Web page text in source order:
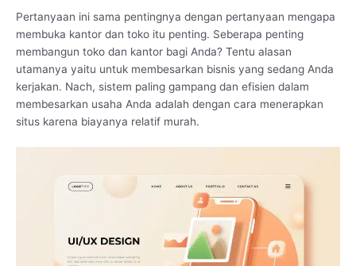
Pertanyaan ini sama pentingnya dengan pertanyaan mengapa
membuka kantor dan toko itu penting. Seberapa penting
membangun toko dan kantor bagi Anda? Tentu alasan
utamanya yaitu untuk membesarkan bisnis yang sedang Anda
kerjakan. Nach, sistem paling gampang dan efisien dalam
membesarkan usaha Anda adalah dengan cara menerapkan
situs karena biayanya relatif murah.